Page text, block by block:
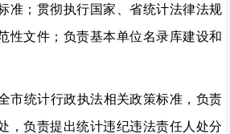
准；贯彻执行国家、省统计法律法规
性文件；负责基本单位名录库建设和
市统计行政执法相关政策标准，负责
，负责提出统计违纪违法责任人处分